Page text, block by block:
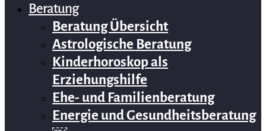
Beratung
Beratung Übersicht
Astrologische Beratung
Kinderhoroskop als
Erziehungshilfe
Ehe- und Familienberatung
Energie und Gesundheitsberatung